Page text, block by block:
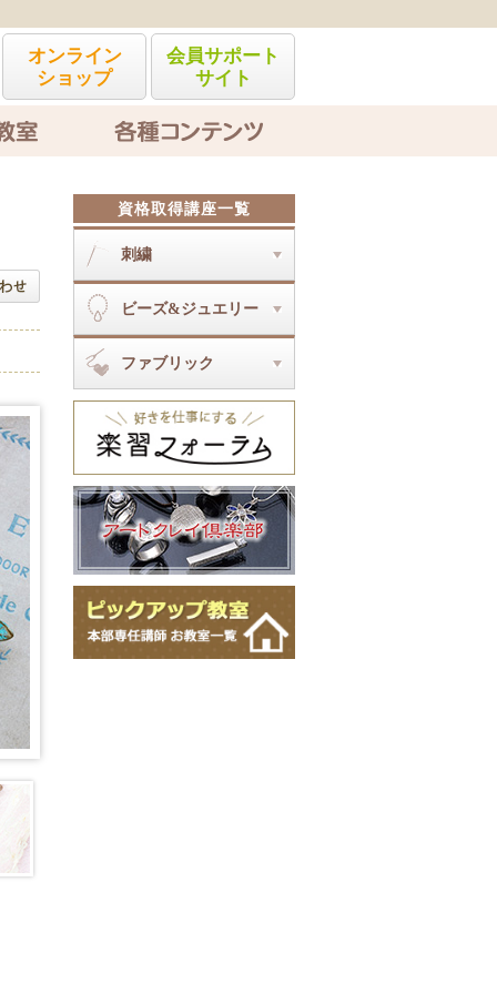
オンライン
ショップ
会員サポート
サイト
資格取得講座一覧
刺繍
刺繍とは
オートクチュール刺繍アクセサリ
ーディプロマ
ソウタシエジュエリーディプロマ
ビーズ&ジュエリー
ビーズ&ジュエリーとは
コスチュームジュエリー（入門・
ディプロマ・認定）
ジュエリークロッシェ上級
ジュエリークロッシェ
ビーズアートステッチWIZアカデ
ビーズアートステッチWIZアカデ
ミーII
ビーズアートステッチWIZアルフ
ァ
ディプロマ
マルチホールビーズアートステッ
ファブリック
ファブリックとは
マクラメ雑貨ディプロマ